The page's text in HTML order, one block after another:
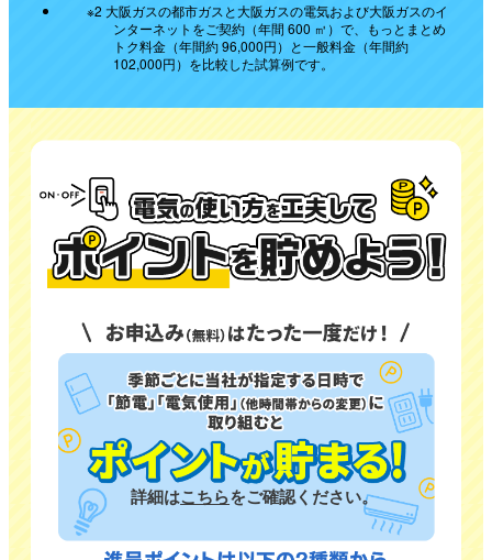
※2 大阪ガスの都市ガスと大阪ガスの電気および大阪ガスのイ
ンターネットをご契約（年間 600 ㎥）で、もっとまとめ
トク料金（年間約 96,000円）と一般料金（年間約
102,000円）を比較した試算例です。
詳細はこちらをご確認ください。